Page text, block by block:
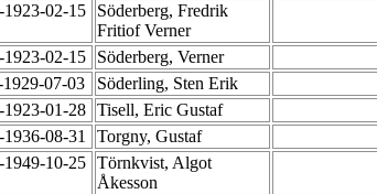
1923-02-15
Söderberg, Fredrik
Fritiof Verner
1923-02-15 Söderberg, Verner
07-03 Söderling, Sten Erik
1923-01-28 Tisell, Eric Gustaf
08-31 Torgny, Gustaf
1949-10-25 Törnkvist, Algot
Åkesson